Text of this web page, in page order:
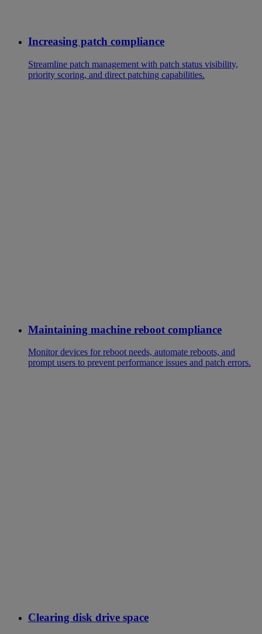
Increasing patch compliance
Streamline patch management with patch status visibility,
priority scoring, and direct patching capabilities.
Maintaining machine reboot compliance
Monitor devices for reboot needs, automate reboots, and
prompt users to prevent performance issues and patch errors.
Clearing disk drive space